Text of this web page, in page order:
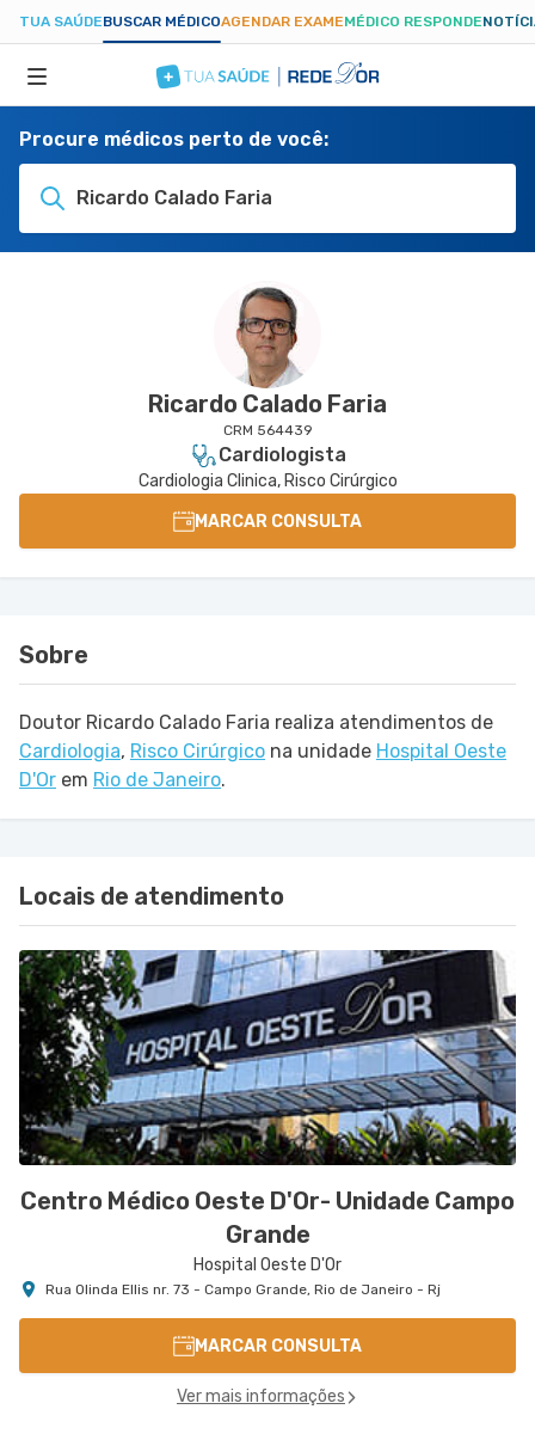
TUA SAÚDEBUSCAR MÉDICOAGENDAR EXAMEMÉDICO RESPONDE
ESPECIALIDADES
Procure médicos perto de você:
Ricardo Calado Faria
Ricardo Calado Faria
CRM 564439
Cardiologista
Cardiologia Clinica, Risco Cirúrgico
MARCAR CONSULTA
Sobre
Doutor Ricardo Calado Faria realiza atendimentos de
Cardiologia, Risco Cirúrgico na unidade Hospital Oeste
D'Or em Rio de Janeiro.
Locais de atendimento
Centro Médico Oeste D'Or- Unidade Campo
Grande
Hospital Oeste D'Or
Rua Olinda Ellis nr. 73 - Campo Grande, Rio de Janeiro - Rj
MARCAR CONSULTA
Ver mais informações